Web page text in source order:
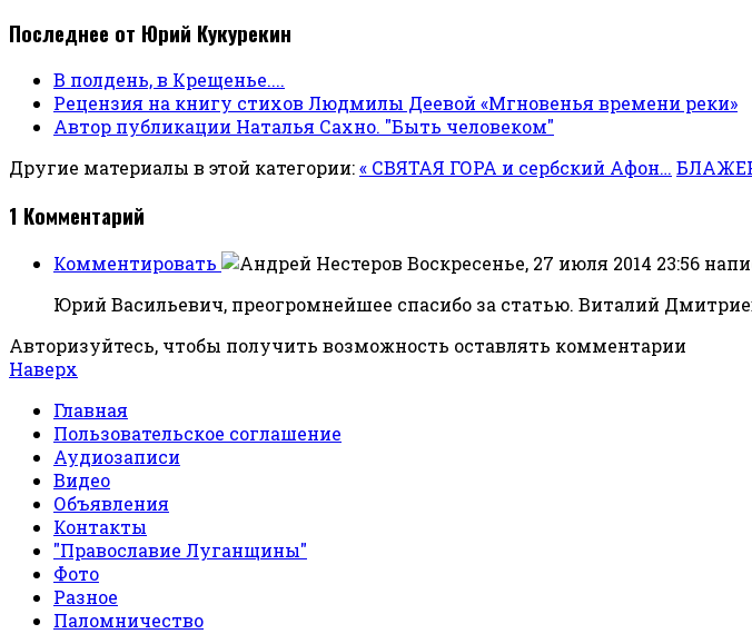
Последнее от Юрий Кукурекин
В полдень, в Крещенье....
Рецензия на книгу стихов Людмилы Деевой «Мгновенья времени реки»
Автор публикации Наталья Сахно. "Быть человеком"
Другие материалы в этой категории:« СВЯТАЯ ГОРА и сербский Афон…
1 Комментарий
Комментировать Воскресенье, 27 июля 2014 23:56
Юрий Васильевич, преогромнейшее спасибо за статью. Виталий
Авторизуйтесь, чтобы получить возможность оставлять комментарии
Наверх
Главная
Пользовательское соглашение
Аудиозаписи
Видео
Объявления
Контакты
"Православие Луганщины"
Фото
Разное
Паломничество